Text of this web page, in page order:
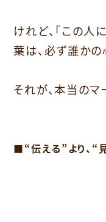
けれど、「この人
葉は、必ず誰かの
それが、本当のマ
■“伝える”より、“